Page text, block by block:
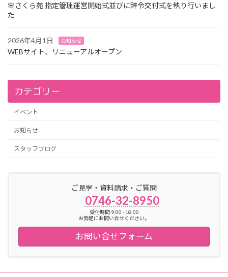
🌸さくら苑 指定管理運営開始式並びに辞令交付式を執り行いまし
た
2026年4月1日 お知らせ
WEBサイト、リニューアルオープン
カテゴリー
イベント
お知らせ
スタッフブログ
ご見学・資料請求・ご質問
0746-32-8950
受付時間 9:00 - 18:00
お気軽にお問い合せください。
お問い合せフォーム